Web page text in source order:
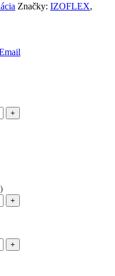
Značky: IZOFLEX,
+
+
+